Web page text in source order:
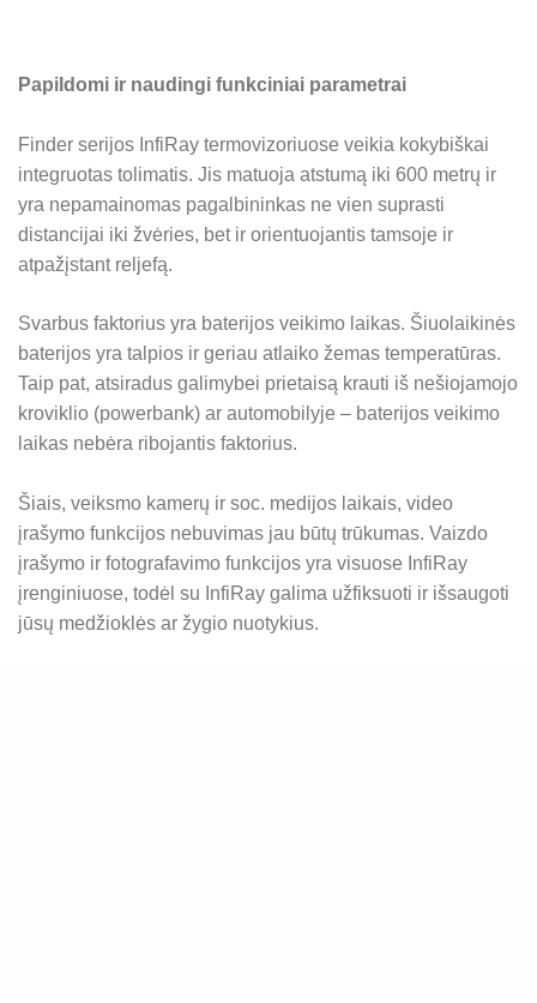
Papildomi ir naudingi funkciniai parametrai
Finder serijos InfiRay termovizoriuose veikia kokybiškai
integruotas tolimatis. Jis matuoja atstumą iki 600 metrų ir
yra nepamainomas pagalbininkas ne vien suprasti
distancijai iki žvėries, bet ir orientuojantis tamsoje ir
atpažįstant reljefą.
Svarbus faktorius yra baterijos veikimo laikas. Šiuolaikinės
baterijos yra talpios ir geriau atlaiko žemas temperatūras.
Taip pat, atsiradus galimybei prietaisą krauti iš nešiojamojo
kroviklio (powerbank) ar automobilyje – baterijos veikimo
laikas nebėra ribojantis faktorius.
Šiais, veiksmo kamerų ir soc. medijos laikais, video
įrašymo funkcijos nebuvimas jau būtų trūkumas. Vaizdo
įrašymo ir fotografavimo funkcijos yra visuose InfiRay
įrenginiuose, todėl su InfiRay galima užfiksuoti ir išsaugoti
jūsų medžioklės ar žygio nuotykius.
INFIRAY LIETUVA TERMOVIZORIAI. OFICIALUS ATSTOVAS. 3 METŲ